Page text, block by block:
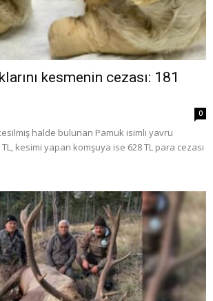
kesmenin cezası: 181
0
halde bulunan Pamuk isimli yavru
kesimi yapan komşuya ise 628 TL para cezası